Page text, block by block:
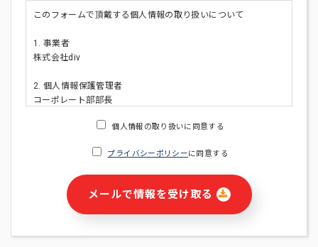
このフォームで頂戴する個人情報の取り扱いについて
1. 事業者
株式会社div
2. 個人情報保護管理者
コーポレート部部長
・ご請求された資料の送付のため
・本サービス及び本サービスに関連する情報(当社及び第三者の
サービス又は商品等の広告配信・宣伝を含みますが、それらに
個人情報の取り扱いに同意する
プライバシーポリシーに同意する
メールで情報を受け取る